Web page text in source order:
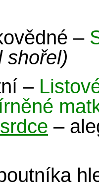
–
shořel)
–
–